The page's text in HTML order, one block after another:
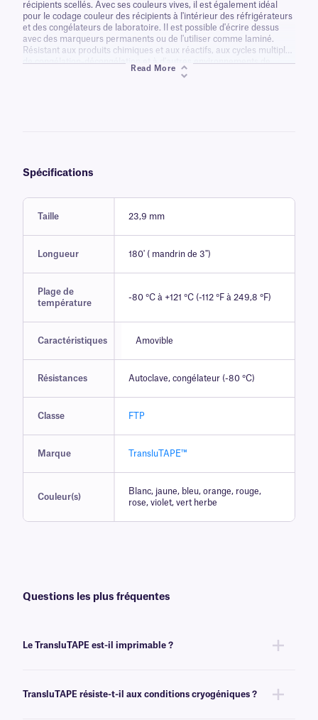
récipients scellés. Avec ses couleurs vives, il est également idéal
pour le codage couleur des récipients à l'intérieur des réfrigérateurs
et des congélateurs de laboratoire. Il est possible d'écrire dessus
avec des marqueurs permanents ou de l'utiliser comme laminé.
Résistant aux produits chimiques et aux réactifs, aux cycles multiples
de congélation-décongélation et à d'autres environnements de
laboratoire difficiles. Ce ruban adhésif polyvalent ruban adhésif
Read More
Spécifications
Taille 23,9 mm
Longueur 180' ( mandrin de 3")
Plage de
température
-80 °C à +121 °C (-112 °F à 249,8 °F)
Caractéristiques Amovible
Résistances Autoclave, congélateur (-80 °C)
Classe FTP
Marque TransluTAPE™
Couleur(s)
Blanc, jaune, bleu, orange, rouge,
rose, violet, vert herbe
Questions les plus fréquentes
Le TransluTAPE est-il imprimable ?
TransluTAPE résiste-t-il aux conditions cryogéniques ?